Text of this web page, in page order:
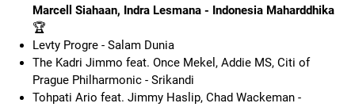
Marcell Siahaan, Indra Lesmana - Indonesia Maharddhika
🏆
Levty Progre - Salam Dunia
The Kadri Jimmo feat. Once Mekel, Addie MS, Citi of
Prague Philharmonic - Srikandi
Tohpati Ario feat. Jimmy Haslip, Chad Wackeman -